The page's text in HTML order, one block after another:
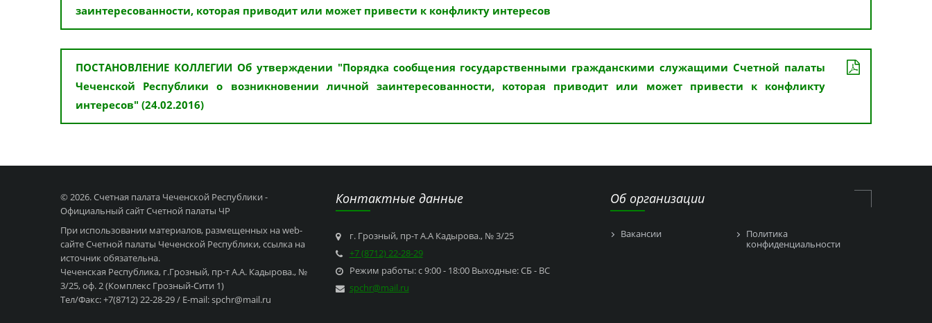
заинтересованности, которая приводит или может привести к конфликту интересов
ПОСТАНОВЛЕНИЕ КОЛЛЕГИИ Об утверждении "Порядка сообщения государственными гражданскими служащими Счетной палаты
Чеченской Республики о возникновении личной заинтересованности, которая приводит или может привести к конфликту
интересов" (24.02.2016)
© 2026. Счетная палата Чеченской Республики -
Официальный сайт Счетной палаты ЧР
При использовании материалов, размещенных на web-
сайте Счетной палаты Чеченской Республики, ссылка на
источник обязательна.
Чеченская Республика, г.Грозный, пр-т А.А. Кадырова., №
3/25, оф. 2 (Комплекс Грозный-Сити 1)
Тел/Факс: +7(8712) 22-28-29 / E-mail: spchr@mail.ru
Контактные данные
г. Грозный, пр-т А.А Кадырова., № 3/25
+7 (8712) 22-28-29
Режим работы: с 9:00 - 18:00 Выходные: СБ - ВС
spchr@mail.ru
Об организации
Вакансии
Политика
конфиденциальности